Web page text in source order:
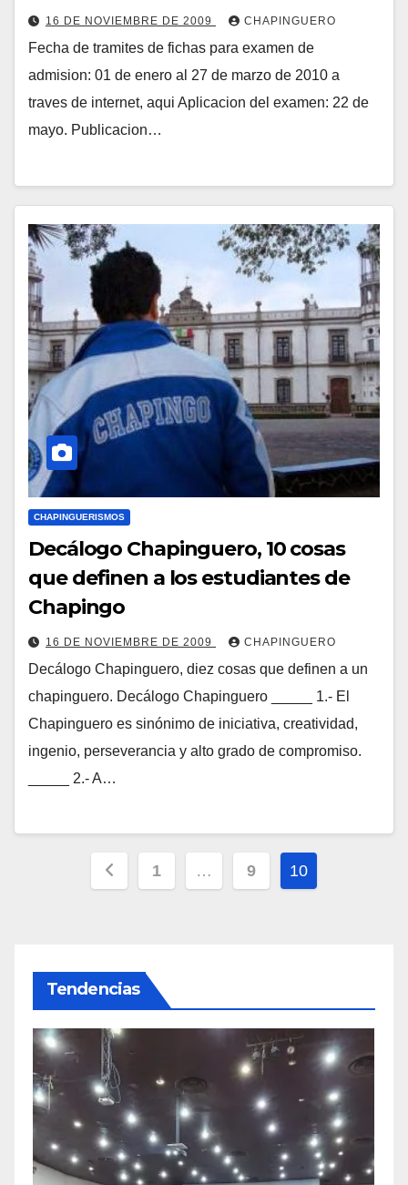
16 DE NOVIEMBRE DE 2009 CHAPINGUERO
Fecha de tramites de fichas para examen de
admision: 01 de enero al 27 de marzo de 2010 a
traves de internet, aqui Aplicacion del examen: 22 de
mayo. Publicacion…
CHAPINGUERISMOS
Decálogo Chapinguero, 10 cosas
que definen a los estudiantes de
Chapingo
16 DE NOVIEMBRE DE 2009 CHAPINGUERO
Decálogo Chapinguero, diez cosas que definen a un
chapinguero. Decálogo Chapinguero _____ 1.- El
Chapinguero es sinónimo de iniciativa, creatividad,
ingenio, perseverancia y alto grado de compromiso.
_____ 2.- A…
Paginación
1 … 9 10
Tendencias